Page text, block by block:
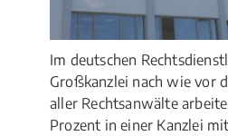
Im deutschen
Großkanzlei nach wie vor
aller Rechtsanwälte
Prozent in einer Kanzlei